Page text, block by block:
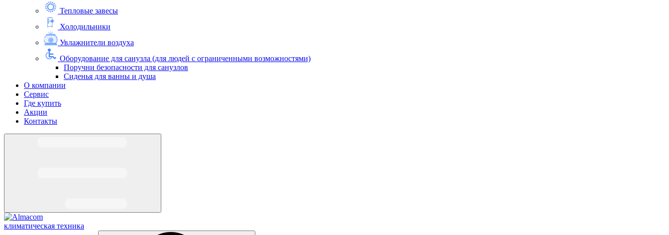
Тепловые завесы
Холодильники
Увлажнители воздуха
Оборудование для санузла (для людей с ограниченными возможностями)
Поручни безопасности для санузлов
Сиденья для ванны и душа
О компании
Сервис
Где купить
Акции
Контакты
климатическая техника